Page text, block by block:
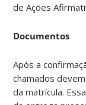
de Ações
Documentos
Após a
chamados
da matrícula.